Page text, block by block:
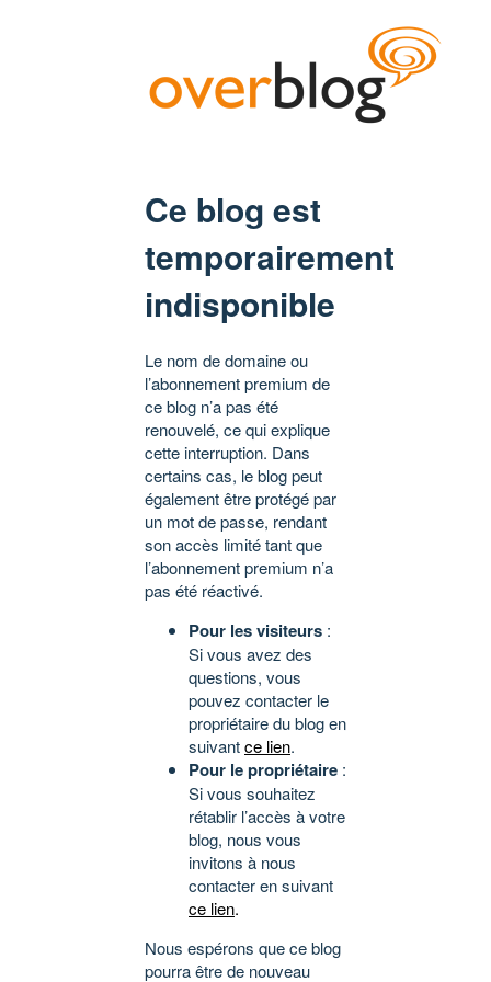
Ce blog est
temporairement
indisponible
Le nom de domaine ou
l’abonnement premium de
ce blog n’a pas été
renouvelé, ce qui explique
cette interruption. Dans
certains cas, le blog peut
également être protégé par
un mot de passe, rendant
son accès limité tant que
l’abonnement premium n’a
pas été réactivé.
Pour les visiteurs :
Si vous avez des
questions, vous
pouvez contacter le
propriétaire du blog en
suivantce lien.
Pour le propriétaire :
Si vous souhaitez
rétablir l’accès à votre
blog, nous vous
invitons à nous
contacter en suivant
ce lien.
Nous espérons que ce blog
pourra être de nouveau